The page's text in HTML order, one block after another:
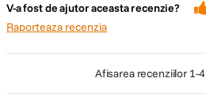
V-a fost de ajutor aceasta recenzie?
Raporteaza recenzia
afisarea recenziilor 1-4